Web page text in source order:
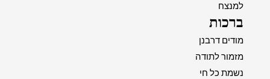
למנצח
ברכות
מודים דרבנן
מזמור לתודה
נשמת כל חי